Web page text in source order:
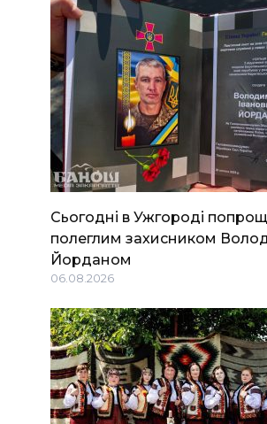
Сьогодні в Ужгороді
полеглим захисником
Йорданом
06.08.2026